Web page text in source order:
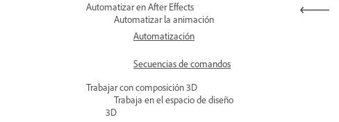
Automatizar en After Effects
Automatizar la animación
Automatización
Secuencias de comandos
Trabajar con composición 3D
Trabaja en el espacio de diseño
3D